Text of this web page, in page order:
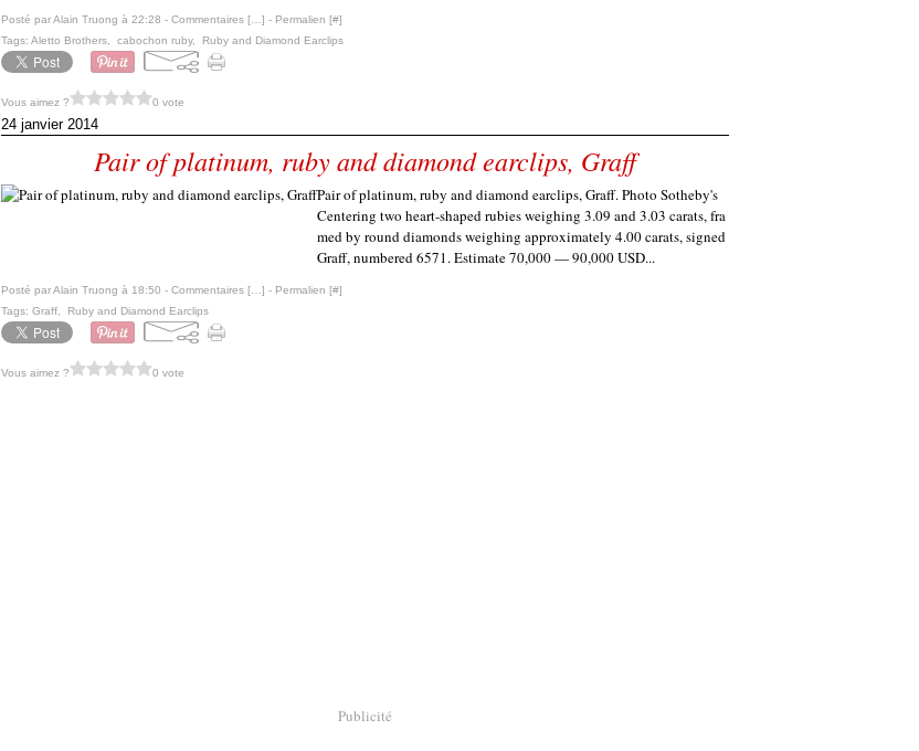
Posté par Alain Truong à 22:28 - Commentaires [ ] - Permalien [#]
Tags: Aletto Brothers cabochon ruby, Ruby and Diamond Earclips
Vous aimez ? 0 vote
24 janvier 2014
Pair of platinum, ruby and diamond earclips, Graff
Pair of platinum, ruby and diamond earclips, Graff. Photo Sotheby's
Centering two heart-shaped rubies weighing 3.09 and 3.03 carats, fra
med by round diamonds weighing approximately 4.00 carats, signed
Graff, numbered 6571. Estimate 70,000 — 90,000 USD...
Posté par Alain Truong à 18:50 - Commentaires [ ] - Permalien [#]
Tags: Graff Ruby and Diamond Earclips
Vous aimez ? 0 vote
Publicité